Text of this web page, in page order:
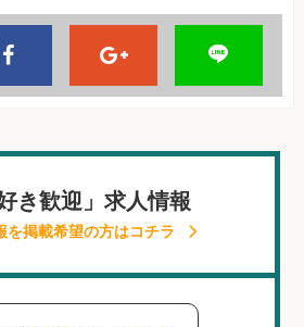
き歓迎」求人情報
を掲載希望の方はコチラ